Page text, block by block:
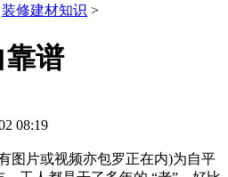
装修建材知识 >
靠谱
08:19
图片或视频亦包罗正在内)为自平